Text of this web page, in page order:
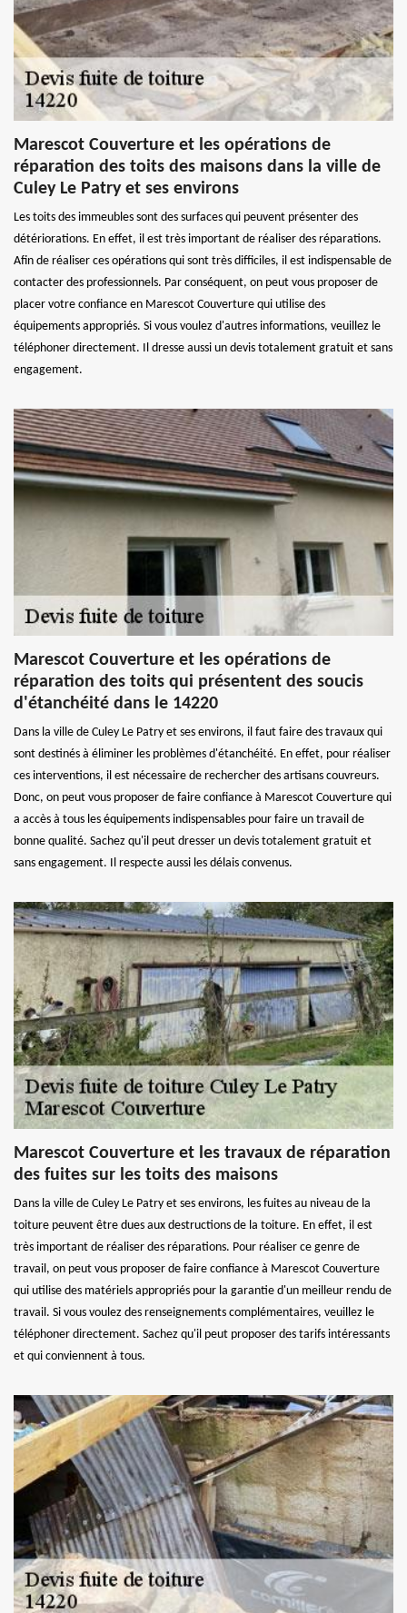
Marescot Couverture et les opérations de
réparation des toits des maisons dans la ville de
Culey Le Patry et ses environs
Les toits des immeubles sont des surfaces qui peuvent présenter des
détériorations. En effet, il est très important de réaliser des réparations.
Afin de réaliser ces opérations qui sont très difficiles, il est indispensable de
contacter des professionnels. Par conséquent, on peut vous proposer de
placer votre confiance en Marescot Couverture qui utilise des
équipements appropriés. Si vous voulez d'autres informations, veuillez le
téléphoner directement. Il dresse aussi un devis totalement gratuit et sans
engagement.
Marescot Couverture et les opérations de
réparation des toits qui présentent des soucis
d'étanchéité dans le 14220
Dans la ville de Culey Le Patry et ses environs, il faut faire des travaux qui
sont destinés à éliminer les problèmes d'étanchéité. En effet, pour réaliser
ces interventions, il est nécessaire de rechercher des artisans couvreurs.
Donc, on peut vous proposer de faire confiance à Marescot Couverture qui
a accès à tous les équipements indispensables pour faire un travail de
bonne qualité. Sachez qu'il peut dresser un devis totalement gratuit et
sans engagement. Il respecte aussi les délais convenus.
Marescot Couverture et les travaux de réparation
des fuites sur les toits des maisons
Dans la ville de Culey Le Patry et ses environs, les fuites au niveau de la
toiture peuvent être dues aux destructions de la toiture. En effet, il est
très important de réaliser des réparations. Pour réaliser ce genre de
travail, on peut vous proposer de faire confiance à Marescot Couverture
qui utilise des matériels appropriés pour la garantie d'un meilleur rendu de
travail. Si vous voulez des renseignements complémentaires, veuillez le
téléphoner directement. Sachez qu'il peut proposer des tarifs intéressants
et qui conviennent à tous.